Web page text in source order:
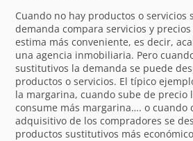
Cuando no hay productos o servicios
demanda compara servicios y
estima más conveniente, es decir,
una agencia inmobiliaria. Pero
sustitutivos la demanda se puede
productos o servicios. El típico
la margarina, cuando sube de precio
consume más margarina…. o cuando
adquisitivo de los compradores se
productos sustitutivos más